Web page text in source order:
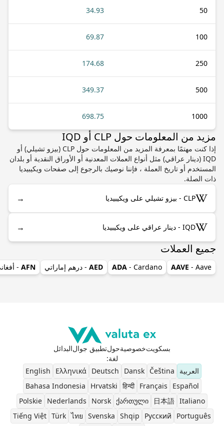
50
34.93
100
69.87
250
174.68
500
349.37
1000
698.75
مزيد من المعلومات حول CLP أو IQD
إذا كنت مهتمًا بمعرفة المزيد من المعلومات حول CLP (بيزو تشيلي) أو
IQD (دينار عراقي) مثل أنواع العملات المعدنية أو الأوراق النقدية أو بلدان
المستخدم أو تاريخ العملة ، فإننا نوصيك بالرجوع إلى صفحات ويكيبيديا
ذات الصلة.
CLP - بيزو تشيلي على ويكيبيديا →
IQD - دينار عراقي على ويكيبيديا →
جميع العملات
AAVE - Aave
ADA - Cardano
AED - درهم إماراتي AFN
-
بسكويتخصوصيةحولتطبيق جوالالبدائل
لغة:
العربية
Čeština
Dansk
Deutsch
Ελληνικά
English
Español
Français
हिन्दी
Hrvatski
Bahasa Indonesia
Italiano
日本語
ქართული
Norsk
Nederlands
Polskie
Português
Pусский
Shqip
Svenska
ไทย
Türk
Tiếng Việt